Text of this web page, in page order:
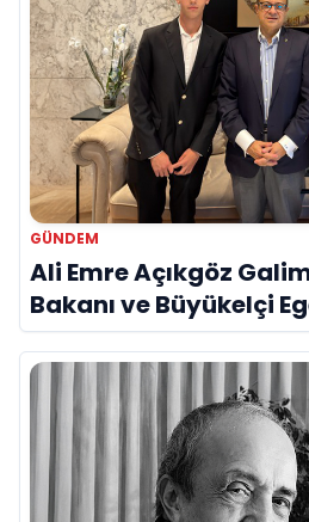
GÜNDEM
Ali Emre Açıkgöz
Bakanı ve Büyükelçi
Bir Araya Geldi